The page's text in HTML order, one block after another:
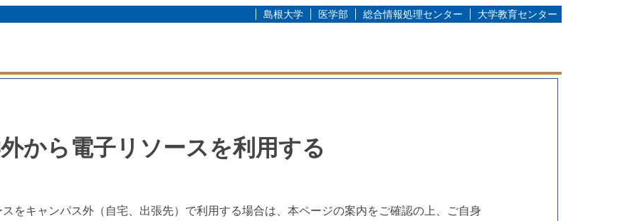
島根大学 医学部 総合情報処理センター 大学教育センター
から電子リソースを利用する
をキャンパス外（自宅、出張先）で利用する場合は、本ページの案内をご確認の上、ご自身